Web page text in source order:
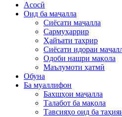
Асосӣ
Оид ба маҷалла
Сиёсати маҷалла
Сармуҳаррир
Ҳайъати таҳрир
Сиёсати идораи
Одоби нашри мақола
Маълумоти ҳатмӣ
Обуна
Ба муаллифон
Бахшҳои маҷалла
Талабот ба мақола
Тавсияҳо оид ба